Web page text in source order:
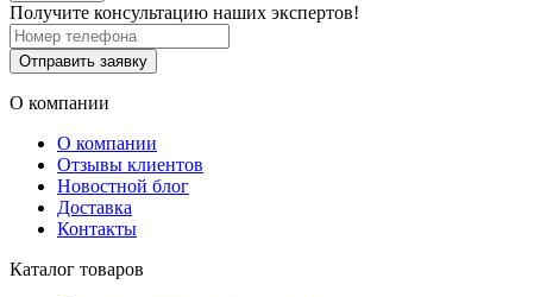
Получите консультацию наших экспертов!
Отправить заявку
О компании
О компании
Отзывы клиентов
Новостной блог
Доставка
Контакты
Каталог товаров